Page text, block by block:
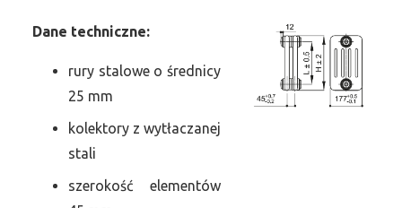
Dane techniczne:
rury stalowe o średnicy
25 mm
kolektory z wytłaczanej
stali
szerokość elementów